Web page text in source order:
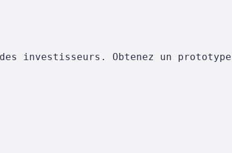
investisseurs. Obtenez un